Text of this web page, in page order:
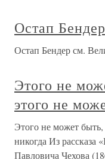
Остап Бендер
Остап Бендер см.
Этого не
этого не
Этого не может
никогда Из рассказа
Павловича Чехова